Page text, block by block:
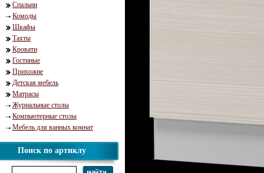
Спальни
Комоды
Шкафы
Тахты
Кровати
Гостиные
Прихожие
Детская мебель
Матрасы
Журнальные столы
Компьютерные столы
Мебель для ванных комнат
Поиск по артиклу